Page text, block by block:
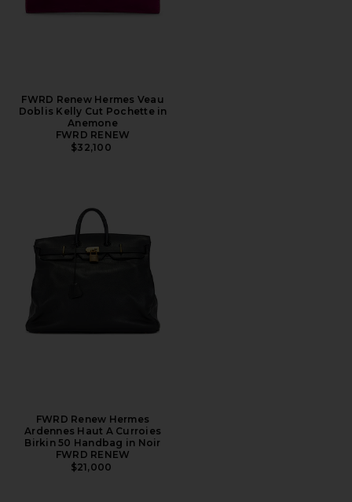
FWRD Renew Hermes Veau
Doblis Kelly Cut Pochette in
Anemone
FWRD RENEW
$32,100
FWRD Renew Hermes
Ardennes Haut A Curroies
Birkin 50 Handbag in Noir
FWRD RENEW
$21,000